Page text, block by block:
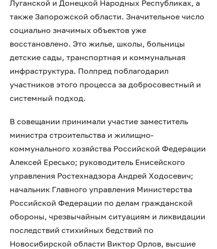
Луганской и Донецкой Народных Республиках, а
также Запорожской области. Значительное число
социально значимых объектов уже
восстановлено. Это жилье, школы, больницы
детские сады, транспортная и коммунальная
инфраструктура. Полпред поблагодарил
участников этого процесса за добросовестный и
системный подход.
В совещании принимали участие заместитель
министра строительства и жилищно-
коммунального хозяйства Российской Федерации
Алексей Ересько; руководитель Енисейского
управления Ростехнадзора Андрей Ходосевич;
начальник Главного управления Министерства
Российской Федерации по делам гражданской
обороны, чрезвычайным ситуациям и ликвидации
последствий стихийных бедствий по
Новосибирской области Виктор Орлов, высшие